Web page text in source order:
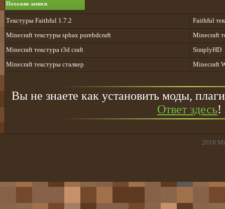
Похожие записи
Текстуры Faithful 1.7.2
Faithful
Minecraft текстуры sphax purebdcraft
Minecraft
Minecraft текстура r3d craft
SimplyHD
Minecraft текстуры сталкер
Minecraft
Вы не знаете как установить моды,
Ответ здесь!
2018